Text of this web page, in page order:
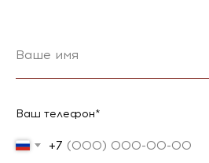
Ваш телефон*
+7